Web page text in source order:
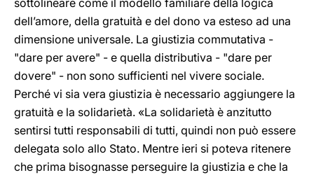
sottolineare come il modello familiare della logica
dell’amore, della gratuità e del dono va esteso ad una
dimensione universale. La giustizia commutativa -
"dare per avere" - e quella distributiva - "dare per
dovere" - non sono sufficienti nel vivere sociale.
Perché vi sia vera giustizia è necessario aggiungere la
gratuità e la solidarietà. «La solidarietà è anzitutto
sentirsi tutti responsabili di tutti, quindi non può essere
delegata solo allo Stato. Mentre ieri si poteva ritenere
che prima bisognasse perseguire la giustizia e che la